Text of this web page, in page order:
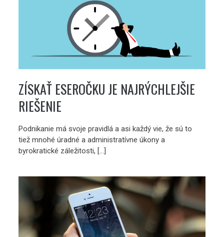
ZÍSKAŤ ESEROČKU JE NAJRÝCHLEJŠIE
RIEŠENIE
Podnikanie má svoje pravidlá a asi každý vie, že sú to
tiež mnohé úradné a administratívne úkony a
byrokratické záležitosti, […]